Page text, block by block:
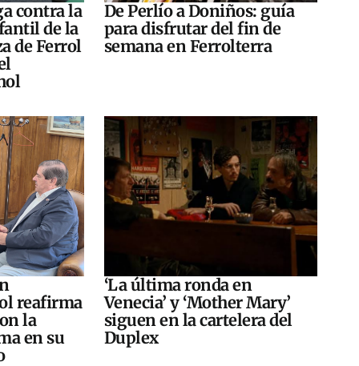
contra la
de la
de Ferrol
De Perlío a Doniños: guía
para disfrutar del fin de
semana en Ferrolterra
reafirma
la
en su
‘La última ronda en
Venecia’ y ‘Mother Mary’
siguen en la cartelera del
Duplex